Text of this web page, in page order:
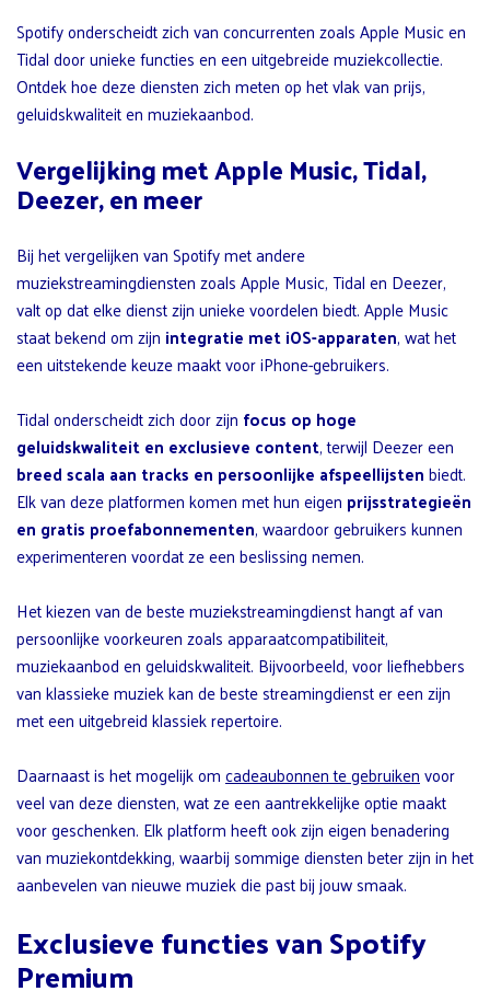
Spotify onderscheidt zich van concurrenten zoals Apple Music en
Tidal door unieke functies en een uitgebreide muziekcollectie.
Ontdek hoe deze diensten zich meten op het vlak van prijs,
geluidskwaliteit en muziekaanbod.
Vergelijking met Apple Music, Tidal,
Deezer, en meer
Bij het vergelijken van Spotify met andere
muziekstreamingdiensten zoals Apple Music, Tidal en Deezer,
valt op dat elke dienst zijn unieke voordelen biedt. Apple Music
staat bekend om zijn integratie met iOS-apparaten, wat het
een uitstekende keuze maakt voor iPhone-gebruikers.
Tidal onderscheidt zich door zijn focus op hoge
geluidskwaliteit en exclusieve content, terwijl Deezer een
breed scala aan tracks en persoonlijke afspeellijstenbiedt.
Elk van deze platformen komen met hun eigen prijsstrategieën
en gratis proefabonnementen, waardoor gebruikers kunnen
experimenteren voordat ze een beslissing nemen.
Het kiezen van de beste muziekstreamingdienst hangt af van
persoonlijke voorkeuren zoals apparaatcompatibiliteit,
muziekaanbod en geluidskwaliteit. Bijvoorbeeld, voor liefhebbers
van klassieke muziek kan de beste streamingdienst er een zijn
met een uitgebreid klassiek repertoire.
Daarnaast is het mogelijk omcadeaubonnen te gebruikenvoor
veel van deze diensten, wat ze een aantrekkelijke optie maakt
voor geschenken. Elk platform heeft ook zijn eigen benadering
van muziekontdekking, waarbij sommige diensten beter zijn in het
aanbevelen van nieuwe muziek die past bij jouw smaak.
Exclusieve functies van Spotify
Premium